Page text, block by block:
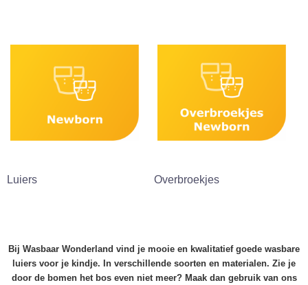
Luiers Overbroekjes
Bij Wasbaar Wonderland vind je mooie en kwalitatief goede wasbare
luiers voor je kindje. In verschillende soorten en materialen. Zie je
door de bomen het bos even niet meer? Maak dan gebruik van ons